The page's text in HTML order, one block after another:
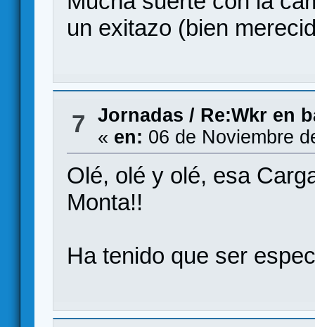
un exitazo (bien
7 Jornadas / Re:Wkr en
« en: 06 de Noviembre
Olé, olé y olé, esa
Monta!!
Ha tenido que ser